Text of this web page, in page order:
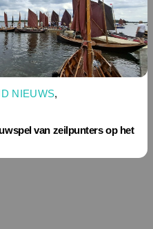
NIEUWS,
van zeilpunters op het